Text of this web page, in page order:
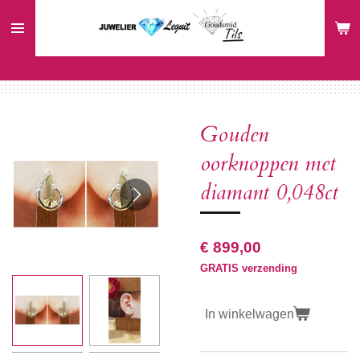
direct
hoofdinhoud
Gouden
oorknoppen met
diamant 0,048ct
€ 899,00
GRATIS verzending
In winkelwagen